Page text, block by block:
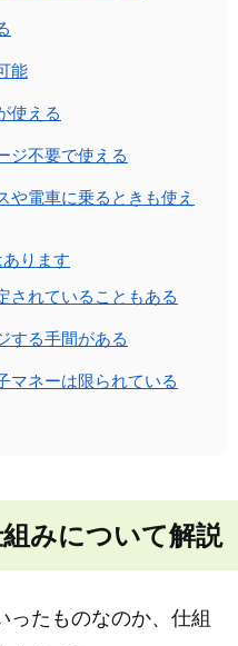
能
使える
ジ不要で使える
や電車に乗るときも使え
ります
されていることもある
する手間がある
マネーは限られている
みについて解説
ったものなのか、仕組